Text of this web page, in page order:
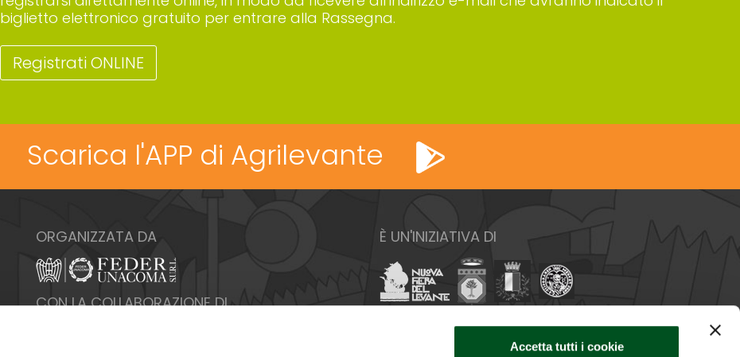
Accetta tutti i cookie
biglietto elettronico gratuito per entrare alla Rassegna.
Registrati ONLINE
Scarica l'APP di Agrilevante
ORGANIZZATA DA
CON LA COLLABORAZIONE DI
È UN'INIZIATIVA DI